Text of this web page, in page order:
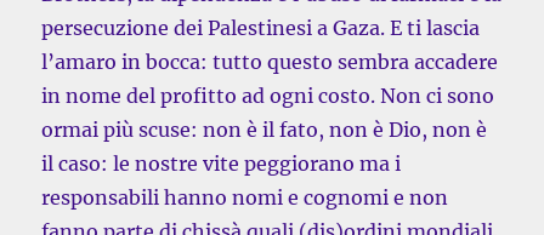
persecuzione dei Palestinesi a Gaza. E ti lascia
l’amaro in bocca: tutto questo sembra accadere
in nome del profitto ad ogni costo. Non ci sono
ormai più scuse: non è il fato, non è Dio, non è
il caso: le nostre vite peggiorano ma i
responsabili hanno nomi e cognomi e non